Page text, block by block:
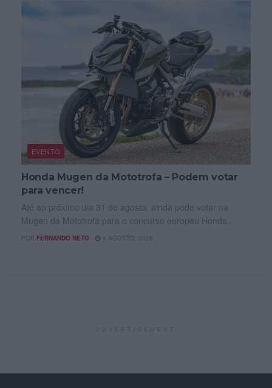
EVENTO
Honda Mugen da Mototrofa – Podem votar
para vencer!
Até ao próximo dia 31 de agosto, ainda pode votar na
Mugen da Mototrofa para o concurso europeu Honda...
POR FERNANDO NETO 4 AGOSTO, 2026